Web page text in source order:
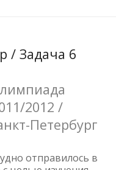
/ Задача 6
2012 /
Петербург
отправилось в